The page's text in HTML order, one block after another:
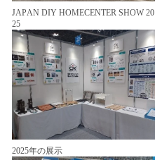
JAPAN DIY HOMECENTER SHOW 20
25
2025年の展示